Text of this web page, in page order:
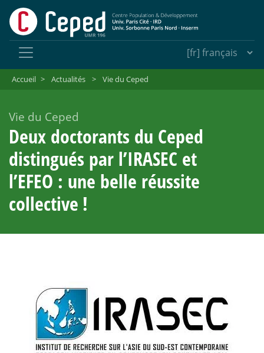
Accueil > Actualités > Vie du Ceped
Vie du Ceped
Deux doctorants du Ceped
distingués par l’IRASEC et
l’EFEO : une belle réussite
collective !